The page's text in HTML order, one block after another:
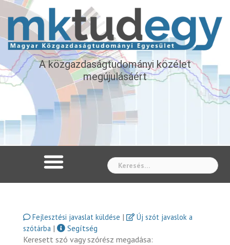
A közgazdaságtudományi közélet
megújulásáért
Fejlesztési javaslat küldése |
Új szót javaslok a
szótárba |
Segítség
Keresett szó vagy szórész megadása: